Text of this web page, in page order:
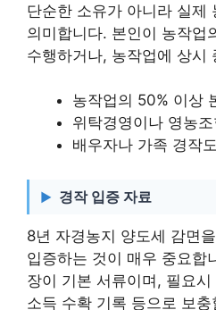
단순한 소유가 아니라 실제
의미합니다. 본인이 농작업
수행하거나, 농작업에 상시
농작업의 50% 이상
위탁경영이나 영농
배우자나 가족 경작
경작 입증 자료
8년 자경농지 양도세 감면
입증하는 것이 매우 중요합
장이 기본 서류이며, 필요
소득 수확 기록 등으로 보